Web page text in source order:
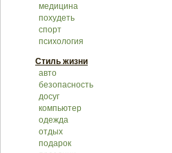
медицина
похудеть
спорт
психология
Стиль жизни
авто
безопасность
досуг
компьютер
одежда
отдых
подарок